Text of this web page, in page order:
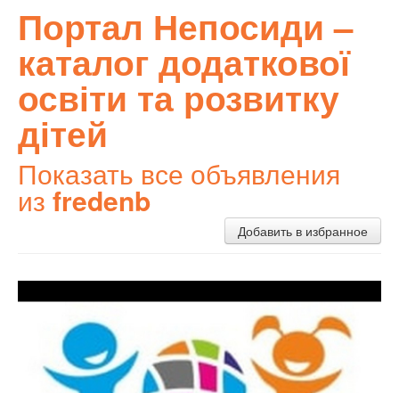
Портал Непосиди –
каталог додаткової
освіти та розвитку
дітей
Показать все объявления
из fredenb
Добавить в избранное